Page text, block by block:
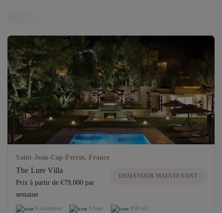
OUVRIR
Saint-Jean-Cap-Ferrat, France
The Lure Villa
Prix ​​à partir de €79,000 par
semaine
DEMANDER MAINTENANT
9 chambres 9 bain 950 m2